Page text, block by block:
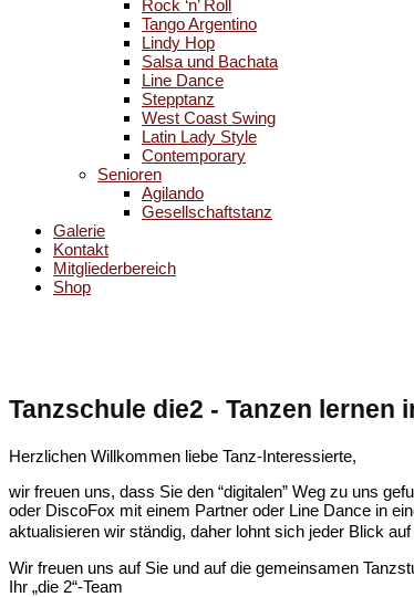
Rock ‘n’ Roll
Tango Argentino
Lindy Hop
Salsa und Bachata
Line Dance
Stepptanz
West Coast Swing
Latin Lady Style
Contemporary
Senioren
Agilando
Gesellschaftstanz
Galerie
Kontakt
Mitgliederbereich
Shop
Tanzschule die2 - Tanzen lernen
Herzlichen Willkommen liebe Tanz-Interessierte,
wir freuen uns, dass Sie den “digitalen” Weg zu uns
oder DiscoFox mit einem Partner oder Line Dance in
aktualisieren wir ständig, daher lohnt sich jeder Blick
Wir freuen uns auf Sie und auf die gemeinsamen
Ihr „die 2“-Team